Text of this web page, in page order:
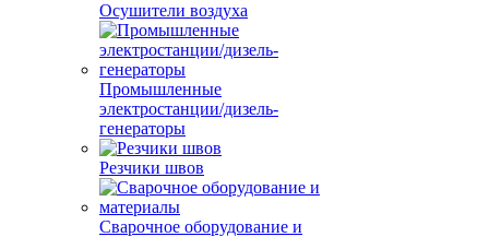
Осушители воздуха
Промышленные
электростанции/дизель-
генераторы
Резчики швов
Сварочное оборудование и